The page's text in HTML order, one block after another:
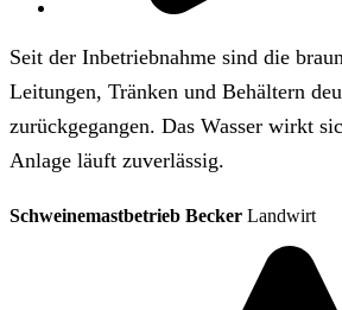
Seit der Inbetriebnahme sind die
Leitungen, Tränken und Behältern
zurückgegangen. Das Wasser wirkt
Anlage läuft zuverlässig.
Schweinemastbetrieb Becker Landwirt